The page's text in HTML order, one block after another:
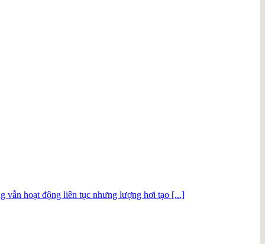
vẫn hoạt động liên tục nhưng lượng hơi tạo [...]